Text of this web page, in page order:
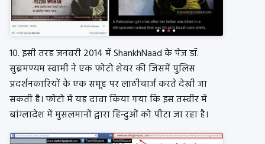
10. इसी तरह जनवरी 2014 में ShankhNaad के पेज डॉ.
सुब्रमण्यम स्वामी ने एक फोटो शेयर की जिसमें पुलिस
प्रदर्शनकारियों के एक समूह पर लाठीचार्ज करते देखी जा
सकती है। फोटो में यह दावा किया गया कि इस तस्वीर में
बांग्लादेश में मुसलमानों द्वारा हिन्दुओं को पीटा जा रहा है।